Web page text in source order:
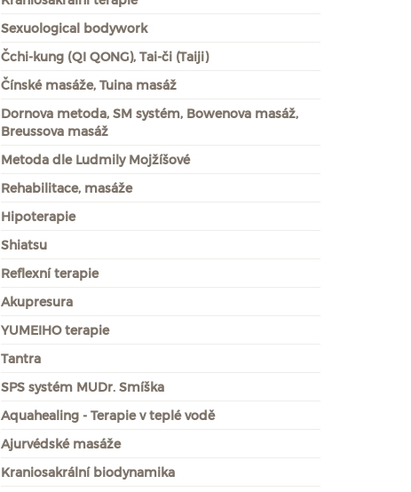
Sexuological bodywork
Čchi-kung (QI QONG), Tai-či (Taiji)
Čínské masáže, Tuina masáž
Dornova metoda, SM systém, Bowenova masáž,
Breussova masáž
Metoda dle Ludmily Mojžíšové
Rehabilitace, masáže
Hipoterapie
Shiatsu
Reflexní terapie
Akupresura
YUMEIHO terapie
Tantra
SPS systém MUDr. Smíška
Aquahealing - Terapie v teplé vodě
Ajurvédské masáže
Kraniosakrální biodynamika